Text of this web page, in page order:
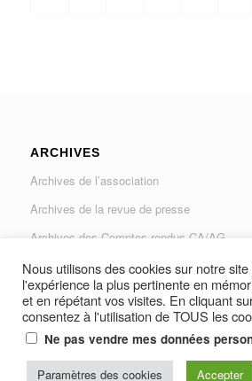
ARCHIVES
Archives de l’association
Archives de la revue de presse
Archives des Comptes rendus CA/AG
Archives du Journal « Traverse »
© Copyright -AUGAD - Association des Usagers
Nous utilisons des cookies sur notre
l'expérience la plus pertinente en
et en répétant vos visites. En cliquant
consentez à l'utilisation de TOUS les
Ne pas vendre mes données
Paramètres des cookies Accepter